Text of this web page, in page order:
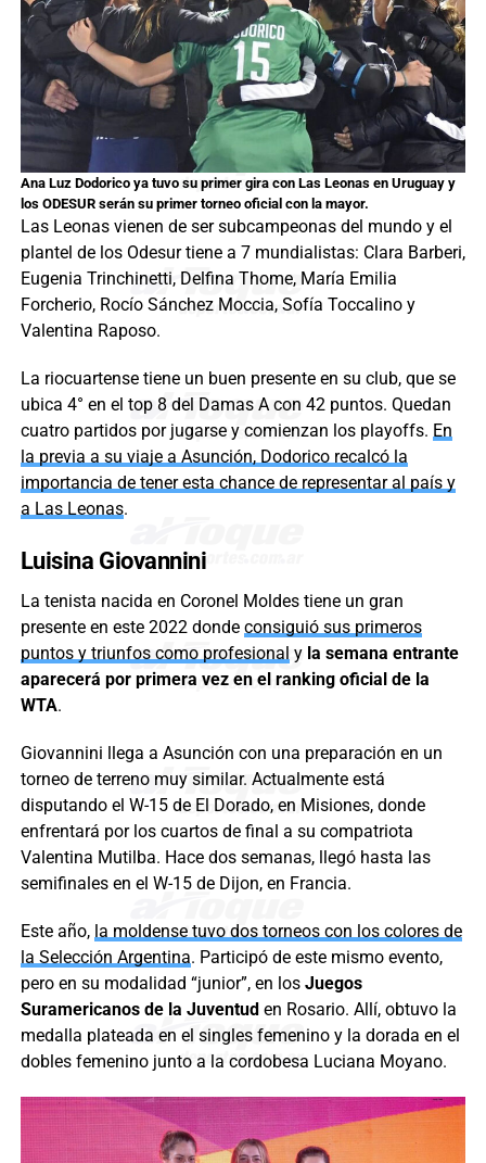
Ana Luz Dodorico ya tuvo su primer gira con Las Leonas en Uruguay y
los ODESUR serán su primer torneo oficial con la mayor.
Las Leonas vienen de ser subcampeonas del mundo y el
plantel de los Odesur tiene a 7 mundialistas: Clara Barberi,
Eugenia Trinchinetti, Delfina Thome, María Emilia
Forcherio, Rocío Sánchez Moccia, Sofía Toccalino y
Valentina Raposo.
La riocuartense tiene un buen presente en su club, que se
ubica 4° en el top 8 del Damas A con 42 puntos. Quedan
cuatro partidos por jugarse y comienzan los playoffs. En
la previa a su viaje a Asunción, Dodorico recalcó la
importancia de tener esta chance de representar al país y
a Las Leonas.
Luisina Giovannini
La tenista nacida en Coronel Moldes tiene un gran
presente en este 2022 donde consiguió sus primeros
puntos y triunfos como profesional y la semana entrante
aparecerá por primera vez en el ranking oficial de la
WTA.
Giovannini llega a Asunción con una preparación en un
torneo de terreno muy similar. Actualmente está
disputando el W-15 de El Dorado, en Misiones, donde
enfrentará por los cuartos de final a su compatriota
Valentina Mutilba. Hace dos semanas, llegó hasta las
semifinales en el W-15 de Dijon, en Francia.
Este año, la moldense tuvo dos torneos con los colores de
la Selección Argentina. Participó de este mismo evento,
pero en su modalidad “junior”, en los Juegos
Suramericanos de la Juventud en Rosario. Allí, obtuvo la
medalla plateada en el singles femenino y la dorada en el
dobles femenino junto a la cordobesa Luciana Moyano.